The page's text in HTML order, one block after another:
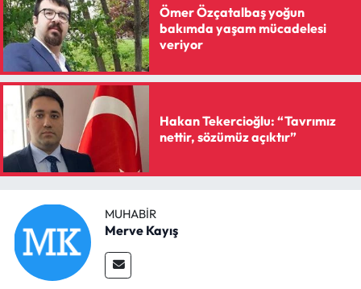
Ömer Özçatalbaş yoğun
bakımda yaşam mücadelesi
veriyor
Hakan Tekercioğlu: “Tavrımız
nettir, sözümüz açıktır”
MUHABIR
Merve Kayış